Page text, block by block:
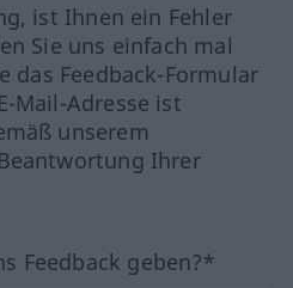
ist Ihnen ein Fehler
Sie uns einfach mal
das Feedback-Formular
Mail-Adresse ist
unserem
Ihrer
Feedback geben?*